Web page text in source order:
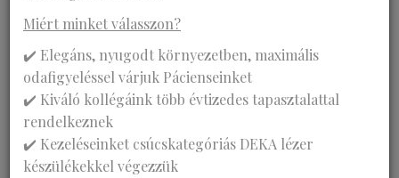
KLINIKÁNKRÓL
Miért minket válasszon?
✔️ Elegáns, nyugodt környezetben, maximális
odafigyeléssel várjuk Pácienseinket
✔️ Kiváló kollégáink több évtizedes tapasztalattal
rendelkeznek
✔️ Kezeléseinket csúcskategóriás DEKA lézer
készülékekkel végezzük